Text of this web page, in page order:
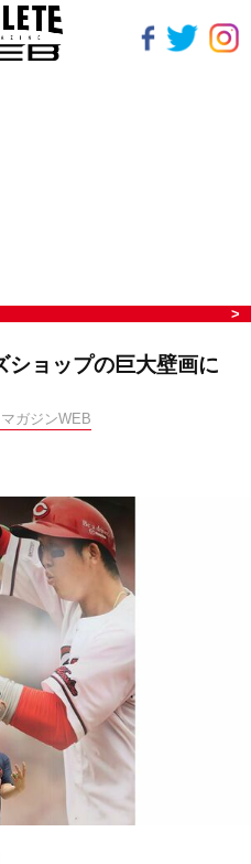
ショップの巨大壁画に
ガジンWEB